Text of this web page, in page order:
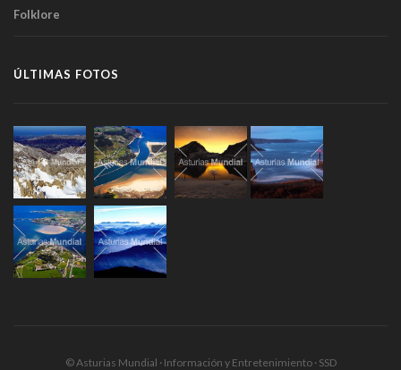
Folklore
ÚLTIMAS FOTOS
© Asturias Mundial · Información y Entretenimiento · SSD